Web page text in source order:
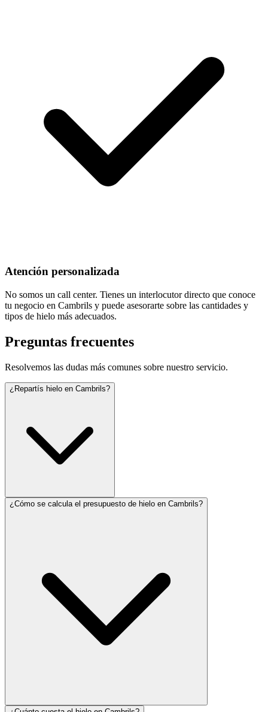
Atención personalizada
No somos un call center. Tienes un interlocutor directo que conoce
tu negocio en Cambrils y puede asesorarte sobre las cantidades y
tipos de hielo más adecuados.
Preguntas frecuentes
Resolvemos las dudas más comunes sobre nuestro servicio.
¿Repartís hielo en Cambrils?
¿Cómo se calcula el presupuesto de hielo en Cambrils?